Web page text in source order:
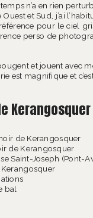
n’a en rien
et Sud, j’ai
pour le ciel
perso de
et jouent avec
est magnifique et
Kerangosquer
de Kerangosquer
de Kerangosquer
Saint-Joseph (Pont-
bal